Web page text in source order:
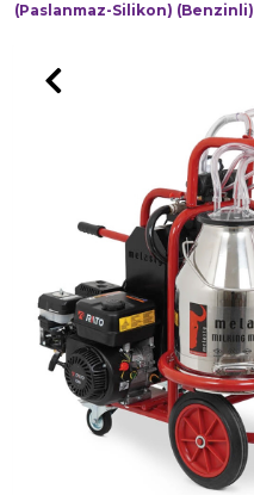
(Paslanmaz-Silikon)